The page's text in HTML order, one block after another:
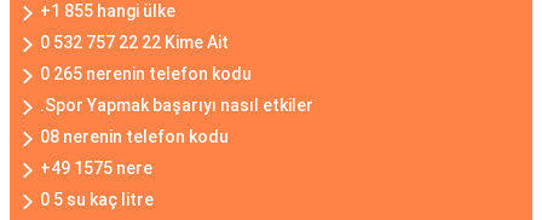
+1 855 hangi ülke
0 532 757 22 22 Kime Ait
0 265 nerenin telefon kodu
.Spor Yapmak başarıyı nasıl etkiler
08 nerenin telefon kodu
+49 1575 nere
0 5 su kaç litre